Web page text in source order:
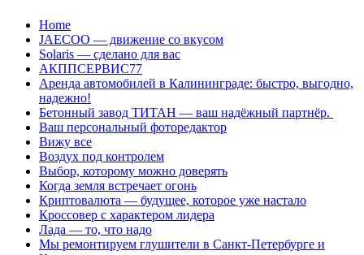
Перейти
содержанию
Home
JAECOO — движение со вкусом
Solaris — сделано для вас
АКППСЕРВИС77
Аренда автомобилей в Калининграде: быстро, выгодно,
надежно!
Бетонный завод ТИТАН — ваш надёжный партнёр.
Ваш персональный фоторедактор
Вижу все
Воздух под контролем
Выбор, которому можно доверять
Когда земля встречает огонь
Криптовалюта — будущее, которое уже настало
Кроссовер с характером лидера
Лада — то, что надо
Мы ремонтируем глушители в Санкт-Петербурге и